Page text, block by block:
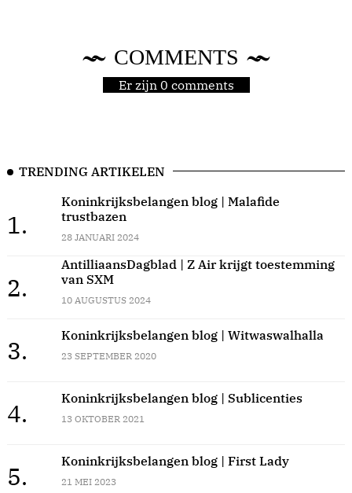
COMMENTS
Er zijn 0 comments
TRENDING ARTIKELEN
1.
Koninkrijksbelangen blog | Malafide
trustbazen
28 JANUARI 2024
2.
AntilliaansDagblad | Z Air krijgt toestemming
van SXM
10 AUGUSTUS 2024
3.
Koninkrijksbelangen blog | Witwaswalhalla
23 SEPTEMBER 2020
4.
Koninkrijksbelangen blog | Sublicenties
13 OKTOBER 2021
5.
Koninkrijksbelangen blog | First Lady
21 MEI 2023